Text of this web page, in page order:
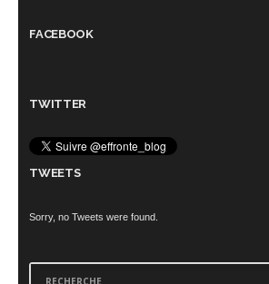
FACEBOOK
TWITTER
TWEETS
Sorry, no Tweets were found.